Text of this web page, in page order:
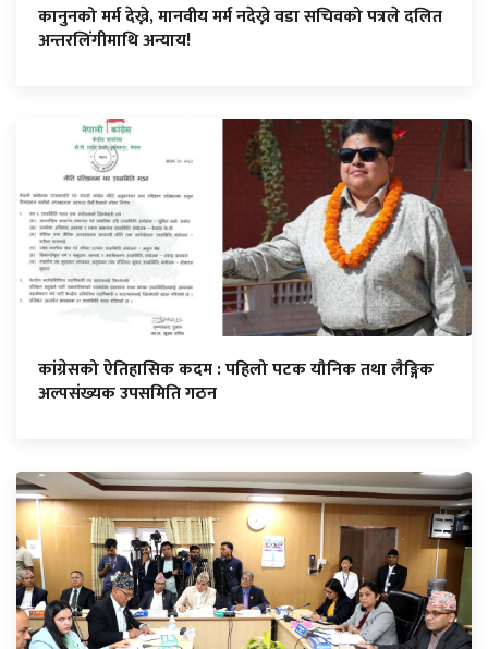
कानुनको मर्म देख्ने, मानवीय मर्म नदेख्ने वडा सचिवको पत्रले दलित
अन्तरलिंगीमाथि अन्याय!
कांग्रेसको ऐतिहासिक कदम : पहिलो पटक यौनिक तथा लैङ्गिक
अल्पसंख्यक उपसमिति गठन